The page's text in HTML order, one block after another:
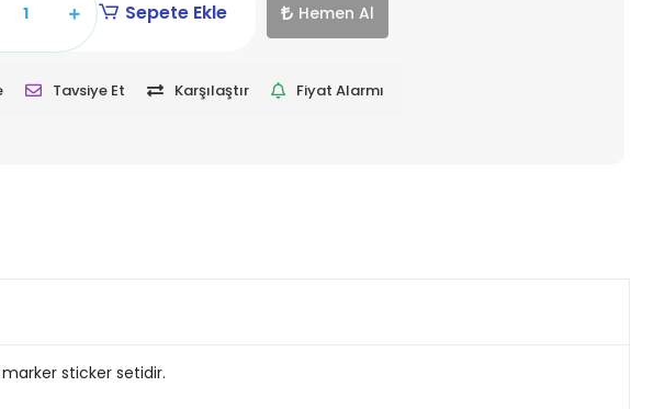
Sepete Ekle Hemen Al
Tavsiye Et Karşılaştır
Fiyat Alarmı
sticker setidir.